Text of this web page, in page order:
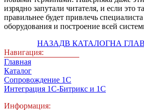
изрядно запутали читателя, и если это
правильнее будет привлечь
оборудования и построение всей
НАЗАДВ КАТАЛОГНА
Навигация:
Главная
Каталог
Сопровождение 1С
Интеграция 1С-Битрикс и 1С
Информация: